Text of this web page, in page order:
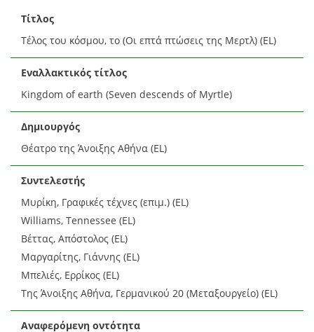
Τίτλος
Τέλος του κόσμου, το (Οι επτά πτώσεις της Μερτλ) (EL)
Εναλλακτικός τίτλος
Kingdom of earth (Seven descends of Myrtle)
Δημιουργός
Θέατρο της Άνοιξης Αθήνα (EL)
Συντελεστής
Μυρίκη, Γραφικές τέχνες (επιμ.) (EL)
Williams, Tennessee (EL)
Βέττας, Απόστολος (EL)
Μαργαρίτης, Γιάννης (EL)
Μπελιές, Ερρίκος (EL)
Της Άνοιξης Αθήνα, Γερμανικού 20 (Μεταξουργείο) (EL)
Αναφερόμενη οντότητα